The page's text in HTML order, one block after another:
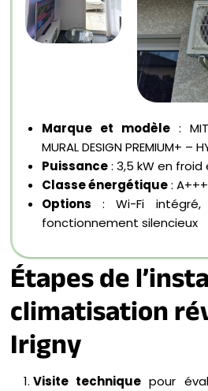
Marque et modèle:
MURAL DESIGN PREMIUM+ –
Puissance: 3,5 kW en froid
Classe énergétique: A+++
Options : Wi-Fi intégré,
fonctionnement silencieux
Étapes de
climatisation
Irigny
Visite technique pour